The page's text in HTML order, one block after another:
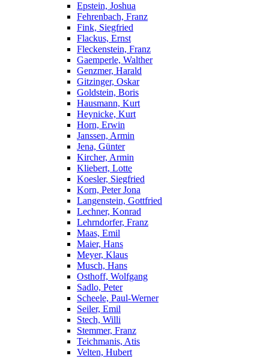
Epstein, Joshua
Fehrenbach, Franz
Fink, Siegfried
Flackus, Ernst
Fleckenstein, Franz
Gaemperle, Walther
Genzmer, Harald
Gitzinger, Oskar
Goldstein, Boris
Hausmann, Kurt
Heynicke, Kurt
Horn, Erwin
Janssen, Armin
Jena, Günter
Kircher, Armin
Kliebert, Lotte
Koesler, Siegfried
Korn, Peter Jona
Langenstein, Gottfried
Lechner, Konrad
Lehrndorfer, Franz
Maas, Emil
Maier, Hans
Meyer, Klaus
Musch, Hans
Osthoff, Wolfgang
Sadlo, Peter
Scheele, Paul-Werner
Seiler, Emil
Stech, Willi
Stemmer, Franz
Teichmanis, Atis
Velten, Hubert